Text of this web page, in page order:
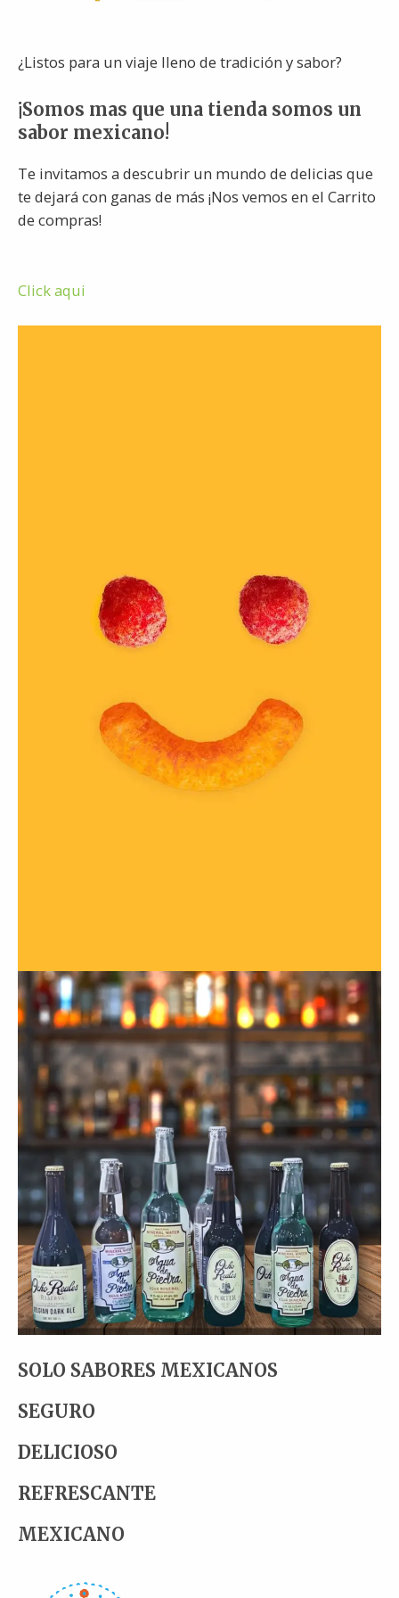
¿Listos para un viaje lleno de tradición y sabor?
¡Somos mas que una tienda somos un
sabor mexicano!
Te invitamos a descubrir un mundo de delicias que
te dejará con ganas de más ¡Nos vemos en el Carrito
de compras!
Click aqui
SOLO SABORES MEXICANOS
SEGURO
DELICIOSO
REFRESCANTE
MEXICANO